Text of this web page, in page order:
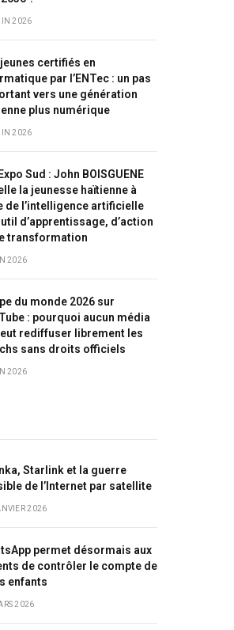
2026
certifiés en
par l’ENTec : un pas
vers une génération
plus numérique
2026
Sud : John BOISGUENE
la jeunesse haïtienne à
de l’intelligence artificielle
d’apprentissage, d’action
transformation
2026
du monde 2026 sur
: pourquoi aucun média
rediffuser librement les
sans droits officiels
2026
Starlink et la guerre
de l’Internet par satellite
2026
permet désormais aux
de contrôler le compte de
enfants
2026